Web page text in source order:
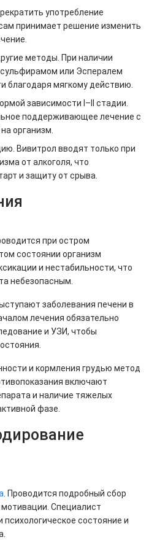
употребление
принимает решение изменить
методы. При наличии
или Эспералем
благодаря мягкому действию.
зависимости I–II стадии.
поддерживающее лечение с
организм.
Вивитрол вводят только при
от алкоголя, что
и защиту от срыва.
при остром
состоянии организм
и нестабильности, что
небезопасным.
заболевания печени в
лечения обязательно
и УЗИ, чтобы
и кормления грудью метод
включают
и наличие тяжелых
фазе.
. Проводится подробный сбор
Специалист
состояние и